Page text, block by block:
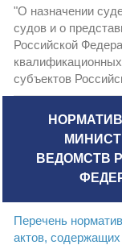
"О назначении
судов и о
Российской
субъектов
ВЕДОМСТВ
Перечень
актов,